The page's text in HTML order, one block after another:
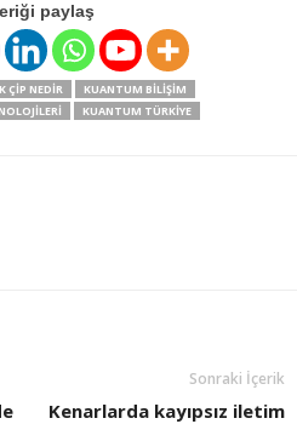
paylaş
ÇIP NEDIR
KUANTUM BILIŞIM
KUANTUM TÜRKIYE
Sonraki İçerik
Kenarlarda kayıpsız iletim